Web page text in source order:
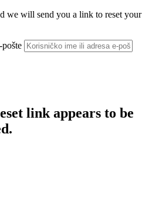
we will send you a link to reset your
link appears to be